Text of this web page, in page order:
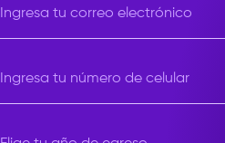
Ingresa tu correo electrónico
Ingresa tu número de celular